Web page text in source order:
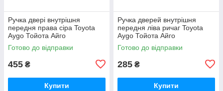
Ручка двері внутрішня
передня права сіра Toyota
Aygo Тойота Айго
Готово до відправки
455 ₴
Купити
Ручка дверей внутрішня
передня ліва ричаг Toyota
Aygo Тойота Айго
Готово до відправки
285 ₴
Купити